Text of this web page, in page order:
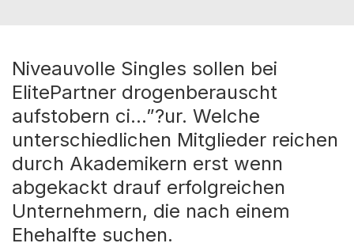
Niveauvolle Singles sollen bei
ElitePartner drogenberauscht
aufstobern ci…”?ur. Welche
unterschiedlichen Mitglieder reichen
durch Akademikern erst wenn
abgekackt drauf erfolgreichen
Unternehmern, die nach einem
Ehehalfte suchen.